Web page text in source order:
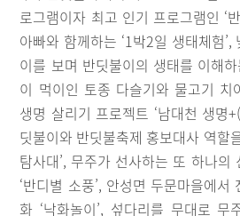
로그램이자 최고 인기 프로그램인 ‘
아빠와 함께하는 ‘1박2일 생태체험
이를 보며 반딧불이의 생태를 이해하
이 먹이인 토종 다슬기와 물고기 치
생명 살리기 프로젝트 ‘남대천 생명
딧불이와 반딧불축제 홍보대사 역할
탐사대’, 무주가 선사하는 또 하나의
‘반디별 소풍’, 안성면 두문마을에
화 ‘낙화놀이’, 섶다리를 무대로 무